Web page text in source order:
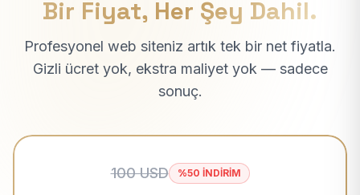
Bir Fiyat, Her Şey Dahil.
Profesyonel web siteniz artık tek bir net fiyatla.
Gizli ücret yok, ekstra maliyet yok — sadece
sonuç.
100 USD %50 İNDİRİM